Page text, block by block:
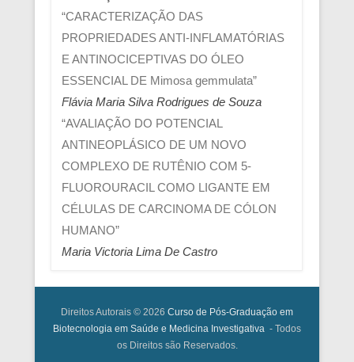
“CARACTERIZAÇÃO DAS
PROPRIEDADES ANTI-INFLAMATÓRIAS
E ANTINOCICEPTIVAS DO ÓLEO
ESSENCIAL DE Mimosa gemmulata”
Flávia Maria Silva Rodrigues de Souza
“AVALIAÇÃO DO POTENCIAL
ANTINEOPLÁSICO DE UM NOVO
COMPLEXO DE RUTÊNIO COM 5-
FLUOROURACIL COMO LIGANTE EM
CÉLULAS DE CARCINOMA DE CÓLON
HUMANO”
Maria Victoria Lima De Castro
Direitos Autorais © 2026 Curso de Pós-Graduação em
Biotecnologia em Saúde e Medicina Investigativa - Todos
os Direitos são Reservados.